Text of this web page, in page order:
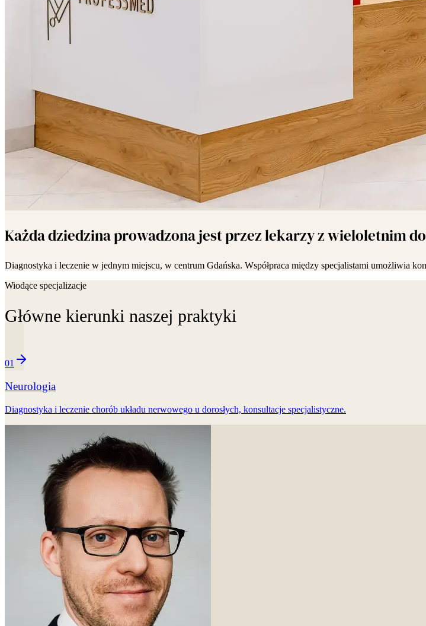
Każda dziedzina prowadzona jest przez lekarzy z wieloletnim
Diagnostyka i leczenie w jednym miejscu, w centrum Gdańska. Współpraca między specjalistami umożliwia
Wiodące specjalizacje
Główne kierunki naszej praktyki
01
Neurologia
Diagnostyka i leczenie chorób układu nerwowego u dorosłych, konsultacje specjalistyczne.